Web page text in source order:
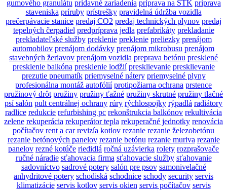
gumového granulátu prídavné zariadenia príprava na STK príprava
staveniska príruby prístrešky pravidelná údržba vozidla
prečerpávacie stanice predaj CO2 predaj technických plynov predaj
tepelných čerpadiel predpríprava jedla prefabrikáty prekladanie
prekladateľské služby preklenie preklenie preliezky prenájom
automobilov prenájom dodávky prenájom mikrobusu prenájom
stavebných žeriavov prenájom vozidla preprava betónu presklené
presklenie balkóna presklenie lodžií presklievanie presklievanie
prezutie pneumatík priemyselné nátery priemyselné plyny
profesionálna montáž autofólií protipožiarna ochrana prstence
pružinový drôt pružiny pružiny ťažné pružiny skrutné pružiny tlačné
psí salón pult centrálnej ochrany rúry rýchlospojky rýpadlá radiátory
radlice redukcie refurbishing pc rekonštrukcia balkónov rekultivácia
zelene rekuperácia rekuperátor tepla rekuperačné jednotky renovácia
počítačov rent a car revizía kotlov rezanie rezanie železobetónu
rezanie betónových panelov rezanie betónu rezanie muriva rezanie
panelov rezné kotúče riedidlá ročná uzávierka rolety rozprašovače
ručné náradie sťahovacia firma sťahovacie služby sťahovanie
sadovníctvo sadrové potery salón pre psov samonivelačné
anhydritové potery schodiská schodnice schody security servis
klimatizácie servis kotlov servis okien servis počítačov servis